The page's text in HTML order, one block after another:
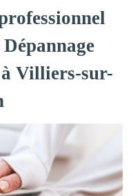
Villiers-sur-